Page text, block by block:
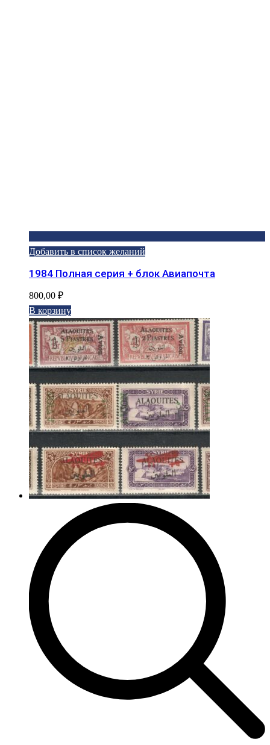
Добавить в список желаний
1984 Полная серия + блок Авиапочта
800,00 ₽
В корзину